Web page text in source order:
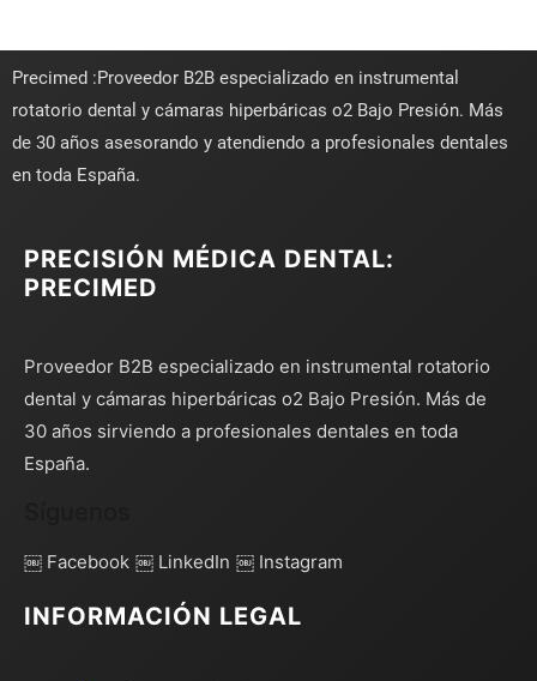
Precimed :Proveedor B2B especializado en instrumental
rotatorio dental y cámaras hiperbáricas o2 Bajo Presión. Más
de 30 años asesorando y atendiendo a profesionales dentales
en toda España.
PRECISIÓN MÉDICA DENTAL:
PRECIMED
Proveedor B2B especializado en instrumental rotatorio
dental y cámaras hiperbáricas o2 Bajo Presión. Más de
30 años sirviendo a profesionales dentales en toda
España.
￼ Facebook ￼ LinkedIn ￼ Instagram
INFORMACIÓN LEGAL